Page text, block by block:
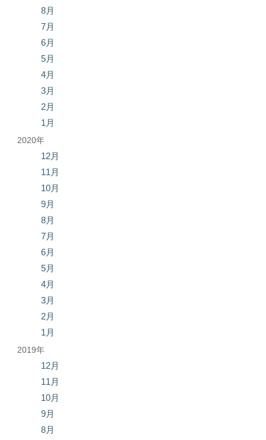
8月
7月
6月
5月
4月
3月
2月
1月
2020年
12月
11月
10月
9月
8月
7月
6月
5月
4月
3月
2月
1月
2019年
12月
11月
10月
9月
8月